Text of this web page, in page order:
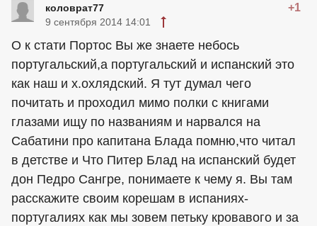
коловрат77 +1
9 сентября 2014 14:01
О к стати Портос Вы же знаете небось
португальский,а португальский и испанский это
как наш и х.охлядский. Я тут думал чего
почитать и проходил мимо полки с книгами
глазами ищу по названиям и нарвался на
Сабатини про капитана Блада помню,что читал
в детстве и Что Питер Блад на испанский будет
дон Педро Сангре, понимаете к чему я. Вы там
расскажите своим корешам в испаниях-
португалиях как мы зовем петьку кровавого и за